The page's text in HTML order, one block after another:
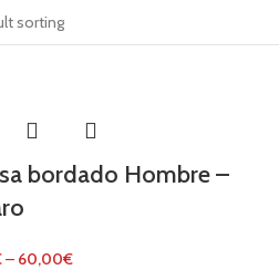
bordado Hombre –
– 60,00€